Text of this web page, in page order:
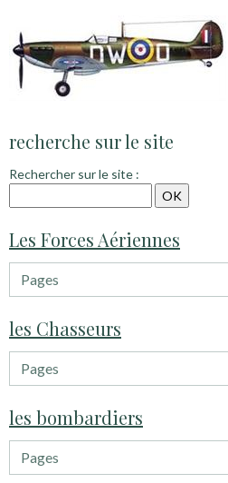
recherche sur le site
Rechercher sur le site :
Les Forces Aériennes
les Chasseurs
les bombardiers